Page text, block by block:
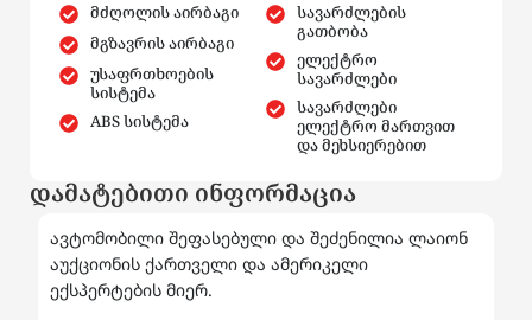
მძღოლის აირბაგი
მგზავრის აირბაგი
უსაფრთხოების
სისტემა
ABS სისტემა
სავარძლების
გათბობა
ელექტრო
სავარძლები
სავარძლები
ელექტრო მართვით
და მეხსიერებით
დამატებითი ინფორმაცია
ავტომობილი შეფასებული და შეძენილია ლაიონ
აუქციონის ქართველი და ამერიკელი
ექსპერტების მიერ.